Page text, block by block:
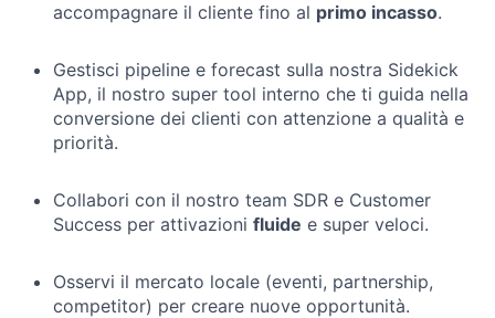
accompagnare il cliente fino al primo incasso.
Gestisci pipeline e forecast sulla nostra Sidekick
App, il nostro super tool interno che ti guida nella
conversione dei clienti con attenzione a qualità e
priorità.
Collabori con il nostro team SDR e Customer
Success per attivazioni fluide e super veloci.
Osservi il mercato locale (eventi, partnership,
competitor) per creare nuove opportunità.